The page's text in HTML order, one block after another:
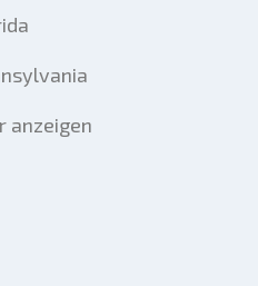
anzeigen